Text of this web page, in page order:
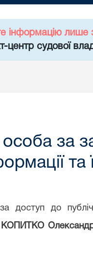
інформацію лише
центр судової
особа за
та
доступ до
КОПИТКО